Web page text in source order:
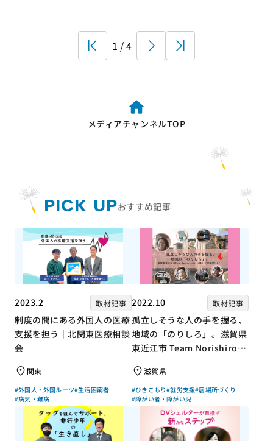
First 1 / 4 Next Last
メディアチャンネルTOP
PICK UPおすすめ記事
2023.2 取材記事
制度の間にある外国人の医療
支援を担う｜北関東医療相談
会
関東
#外国人・外国ルーツ#生活困窮者
#病気・難病
2022.10 取材記事
孤立しそうな人の手を握る、
地域の「のりしろ」。滋賀県
東近江市 Team Norishiroの
滋賀県
#ひきこもり#就労支援#居場所づくり
#障がい者・障がい児